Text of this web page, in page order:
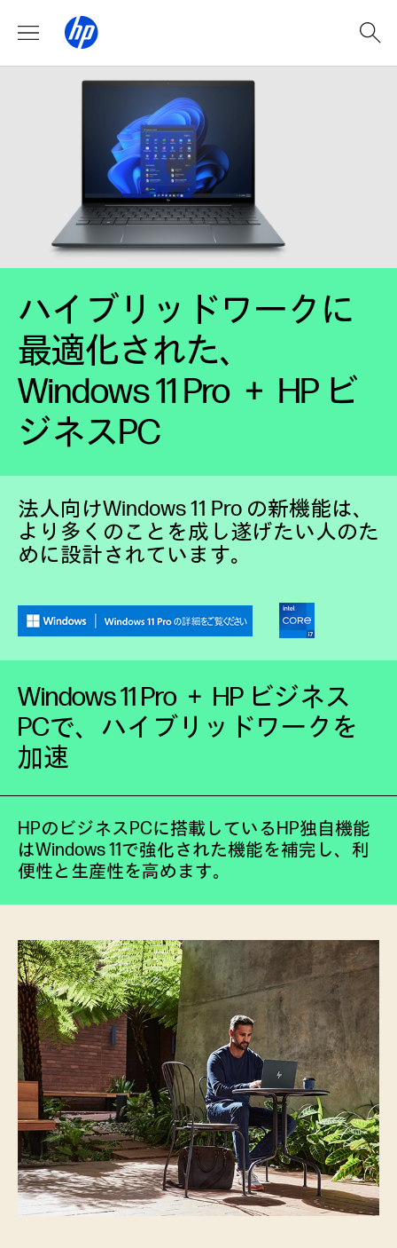
ハイブリッドワークに
最適化された、
Windows 11 Pro ＋ HP ビ
ジネスPC
法人向けWindows 11 Pro の新機能は、
より多くのことを成し遂げたい人のた
めに設計されています。
Windows 11 Pro ＋ HP ビジネス
PCで、ハイブリッドワークを
加速
HPのビジネスPCに搭載しているHP独自機能
はWindows 11で強化された機能を補完し、利
便性と生産性を高めます。